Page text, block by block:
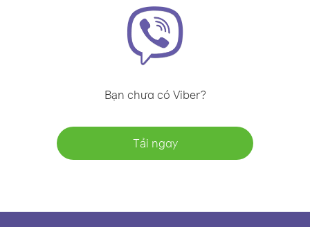
Bạn chưa có Viber?
Tải ngay